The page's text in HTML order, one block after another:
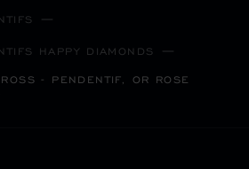
HAPPY DIAMONDS
- PENDENTIF, OR ROSE
(CHANGER DE PAYS)
PAYS